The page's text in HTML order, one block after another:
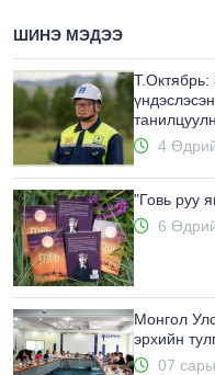
ШИНЭ МЭДЭЭ
Т.Октябрь:
4
"Говь руу
6
Монгол
эрхийн
07